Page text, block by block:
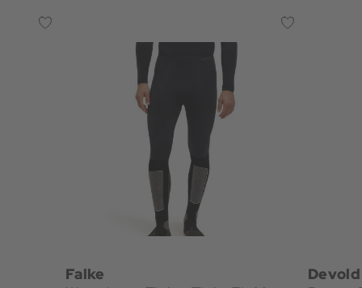
Falke